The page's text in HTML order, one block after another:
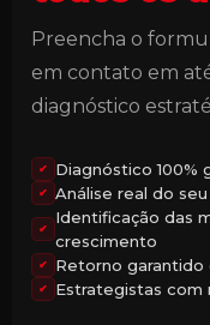
Preencha o
em contato em
diagnóstico
✔ Diagnóstico 100%
✔ Análise real do
✔
Identificação das
crescimento
✔ Retorno garantido
✔ Estrategistas com